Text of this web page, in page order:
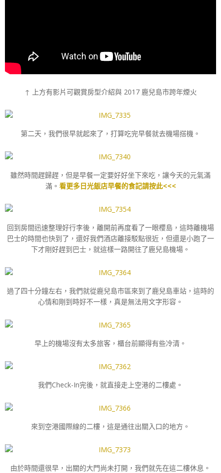
↑ 上方有影片可觀賞房型介紹與 2017 鹿兒島市跨年煙火
第二天，我們很早就起來了，打算吃完早餐就去機場搭機。
雖然時間趕歸趕，但是早餐一定要好好坐下來吃，讓今天的元氣滿
滿。 看更多日光飯店早餐的食記請按此<<<
回到房間迅速整理好行李後，離開前再度看了一眼櫻島，這時離機場
巴士的時間也快到了，還好我們酒店離接駁點很近，但還是小跑了一
下才剛好趕到巴士，就這樣一路開往了鹿兒島機場。
過了四十分鐘左右，我們就從鹿兒島市區來到了鹿兒島車站，這時的
心情和剛到時好不一樣，真是無法用文字形容。
早上的機場沒有太多旅客，櫃台前顯得有些冷清。
我們Check-In完後，就直接走上空港的二樓處。
來到空港國際線的二樓，這是通往出關入口的地方。
由於時間還很早，出關的大門尚未打開，我們就先在這二樓休息。